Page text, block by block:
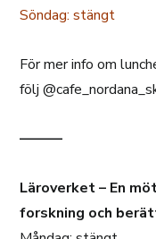
Söndag: stängt
För mer info om
följ
———
Läroverket – En
forskning och